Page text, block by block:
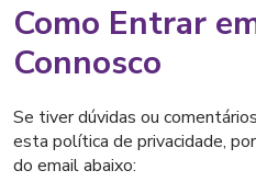
Como Entrar
Connosco
Se tiver dúvidas ou
esta política de privacidade,
do email abaixo: